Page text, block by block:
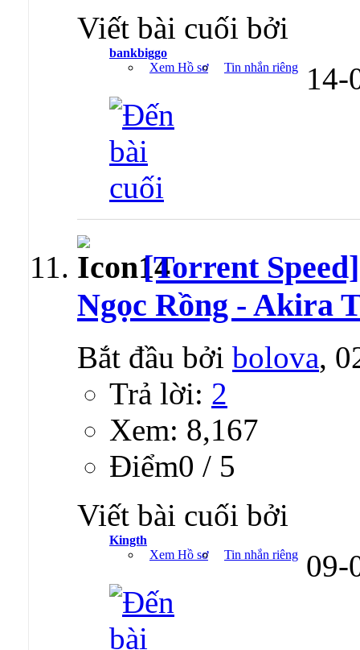
Viết bài cuối bởi
bankbiggo
Xem Hồ sơ
Tin nhắn riêng
[Torrent
Ngọc Rồng - Akira
Bắt đầu bởi bolova,
Trả lời: 2
Xem: 8,167
Ðiểm0 / 5
Viết bài cuối bởi
Kingth
Xem Hồ sơ
Tin nhắn riêng 09-